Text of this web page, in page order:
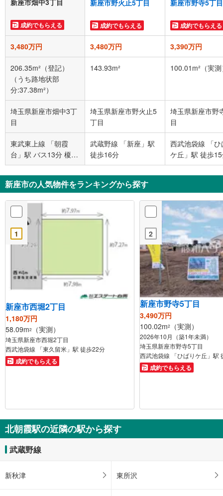
新座市畑中3丁目
成約でもらえる
新座市野火止5丁目
成約でもらえる
新座市野寺5丁目
成約でもらえる
3,480万円 3,480万円 3,390万円
206.35m²（登記）
（うち路地状部
分:37.38m²）
143.93m² 100.01m²（実
埼玉県新座市畑中3丁
目
埼玉県新座市野火止5
丁目
埼玉県新座市野
目
東武東上線 「朝霞
台」駅 バス13分 榎木
バス停下車 徒歩2分
武蔵野線 「新座」駅
徒歩16分
西武池袋線 「ひ
ケ丘」駅 徒歩
新座市の人気物件をランキングから探す
1
新座市西堀2丁目
1,180万円
58.09m2 （実測）
埼玉県新座市西堀2丁目
西武池袋線 「東久留米」駅 徒歩22分
成約でもらえる
2
新座市野寺5丁目
3,490万円
100.02m2 （実測）
2026年10月（築1年未満）
埼玉県新座市野寺5丁目
西武池袋線 「ひばりケ丘」駅
成約でもらえる
北朝霞駅の近隣の駅から探す
武蔵野線
新秋津 東所沢